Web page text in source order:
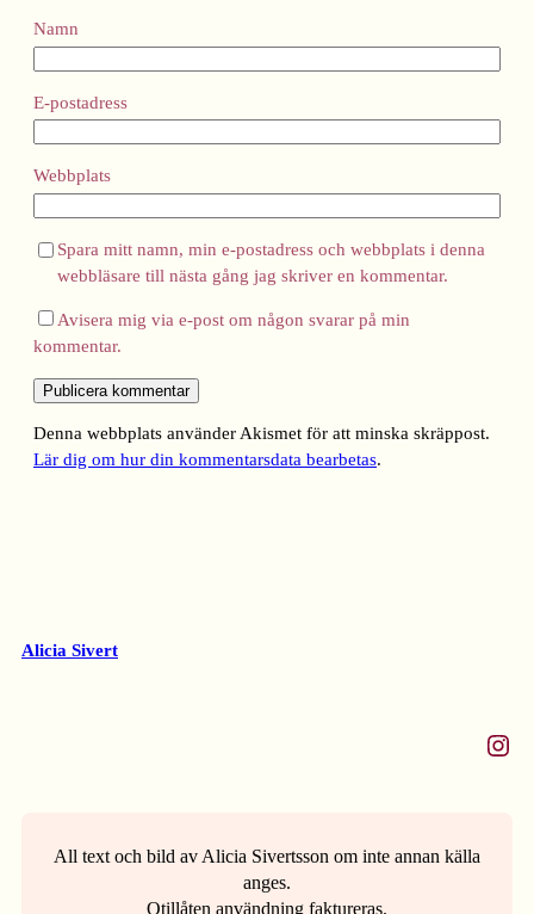
Namn
E-postadress
Webbplats
Spara mitt namn, min e-postadress och webbplats i denna
webbläsare till nästa gång jag skriver en kommentar.
Avisera mig via e-post om någon svarar på min
kommentar.
Denna webbplats använder Akismet för att minska skräppost.
Lär dig om hur din kommentarsdata bearbetas.
Alicia Sivert
Instagram
All text och bild av Alicia Sivertsson om inte annan källa
anges.
Otillåten användning faktureras.